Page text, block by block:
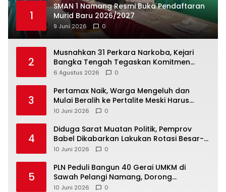
1
SMAN 1 Namang Resmi Buka Pendaftaran
Murid Baru 2026/2027
9 Juni 2026 0
2
Musnahkan 31 Perkara Narkoba, Kejari
Bangka Tengah Tegaskan Komitmen
Berantas Kejahatan Hingga Tuntas
6 Agustus 2026 0
3
‎Pertamax Naik, Warga Mengeluh dan
Mulai Beralih ke Pertalite Meski Harus
10 Juni 2026 0
4
‎Diduga Sarat Muatan Politik, Pemprov
Babel Dikabarkan Lakukan Rotasi Besar-
10 Juni 2026 0
5
‎PLN Peduli Bangun 40 Gerai UMKM di
Sawah Pelangi Namang, Dorong
10 Juni 2026 0